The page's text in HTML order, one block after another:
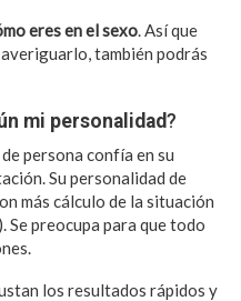
eres en el sexo. Así que
también podrás
mi personalidad?
persona confía en su
Su personalidad de
más cálculo de la situación
Se preocupa para que todo
los resultados rápidos y